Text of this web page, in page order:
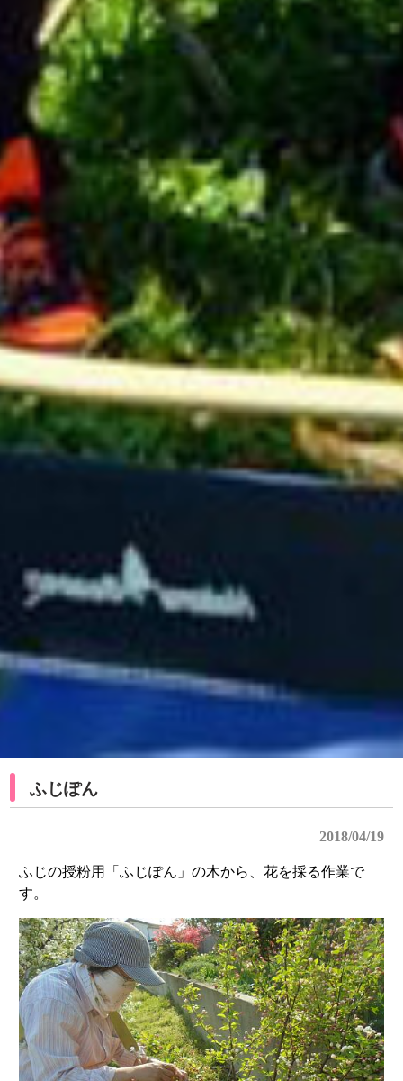
ふじぽん
2018/04/19
ふじの授粉用「ふじぽん」の木から、花を採る作業で
す。